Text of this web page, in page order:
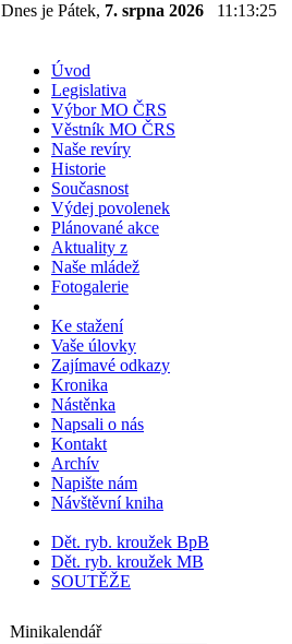
Dnes je Pátek, 7. srpna 2026 11:13:25
Úvod
Legislativa
Výbor MO ČRS
Věstník MO ČRS
Naše revíry
Historie
Současnost
Výdej povolenek
Plánované akce
Aktuality z
Naše mládež
Fotogalerie
Ke stažení
Vaše úlovky
Zajímavé odkazy
Kronika
Nástěnka
Napsali o nás
Kontakt
Archív
Napište nám
Návštěvní kniha
Dět. ryb. kroužek BpB
Dět. ryb. kroužek MB
SOUTĚŽE
Minikalendář